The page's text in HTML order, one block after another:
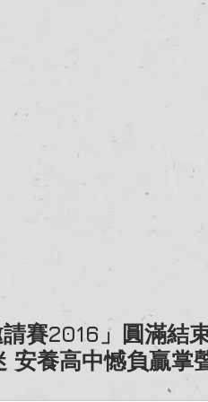
賽2016」圓滿結
安養高中憾負贏掌